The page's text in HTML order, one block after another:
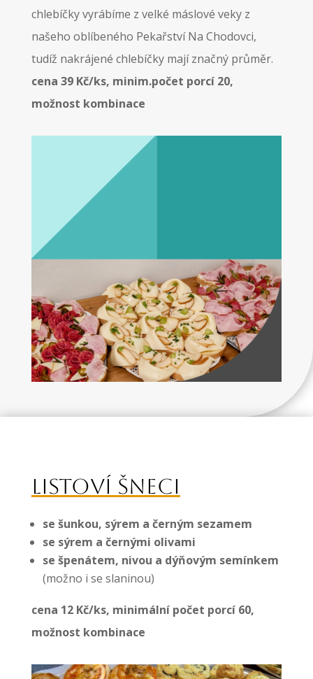
chlebíčky vyrábíme z velké máslové veky z
našeho oblíbeného Pekařství Na Chodovci,
tudíž nakrájené chlebíčky mají značný průměr.
cena 39 Kč/ks, minim.počet porcí 20,
možnost kombinace
LISTOVÍ ŠNECI
se šunkou, sýrem a černým sezamem
se sýrem a černými olivami
se špenátem, nivou a dýňovým semínkem
(možno i se slaninou)
cena 12 Kč/ks, minimální počet porcí 60,
možnost kombinace